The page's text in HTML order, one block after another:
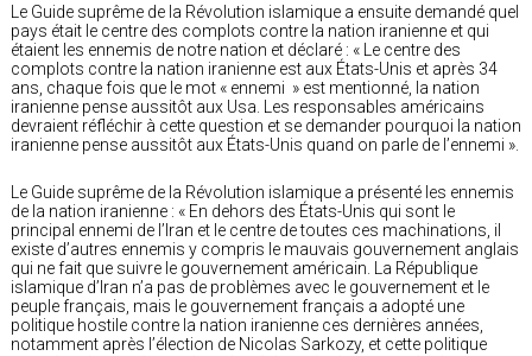
Le Guide suprême de la Révolution islamique a ensuite demandé quel
pays était le centre des complots contre la nation iranienne et qui
étaient les ennemis de notre nation et déclaré : « Le centre des
complots contre la nation iranienne est aux États-Unis et après 34
ans, chaque fois que le mot « ennemi » est mentionné, la nation
iranienne pense aussitôt aux Usa. Les responsables américains
devraient réfléchir à cette question et se demander pourquoi la nation
iranienne pense aussitôt aux États-Unis quand on parle de l’ennemi ».
Le Guide suprême de la Révolution islamique a présenté les ennemis
de la nation iranienne : « En dehors des États-Unis qui sont le
principal ennemi de l’Iran et le centre de toutes ces machinations, il
existe d’autres ennemis y compris le mauvais gouvernement anglais
qui ne fait que suivre le gouvernement américain. La République
islamique d’Iran n’a pas de problèmes avec le gouvernement et le
peuple français, mais le gouvernement français a adopté une
politique hostile contre la nation iranienne ces dernières années,
notamment après l’élection de Nicolas Sarkozy, et cette politique